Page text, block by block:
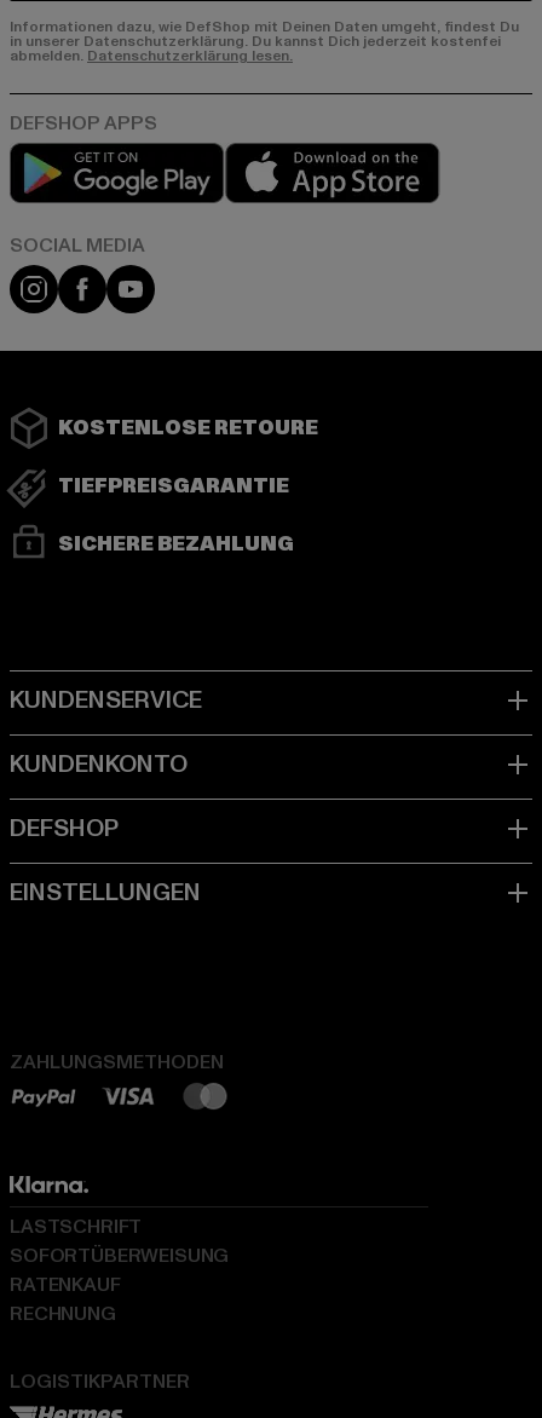
Informationen dazu, wie DefShop mit Deinen Daten umgeht, findest Du
in unserer Datenschutzerklärung. Du kannst Dich jederzeit kostenfei
abmelden. Datenschutzerklärung lesen.
Play market
Instagram
FacebookYouTube
KOSTENLOSE RETOURE
TIEFPREISGARANTIE
SICHERE BEZAHLUNG
ZAHLUNGSMETHODEN
LOGISTIKPARTNER
LASTSCHRIFT
SOFORTÜBERWEISUNG
RATENKAUF
RECHNUNG